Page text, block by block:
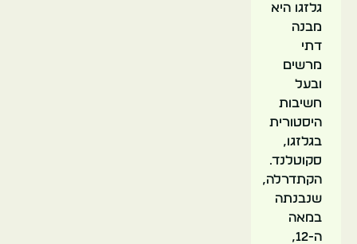
גלזגו היא
מבנה
דתי
מרשים
ובעל
חשיבות
היסטורית
בגלזגו,
סקוטלנד.
הקתדרלה,
שנבנתה
במאה
ה-12,